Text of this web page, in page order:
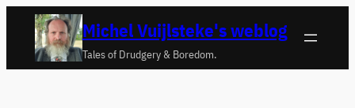
naar
Michel Vuijlsteke's weblog
Tales of Drudgery & Boredom.